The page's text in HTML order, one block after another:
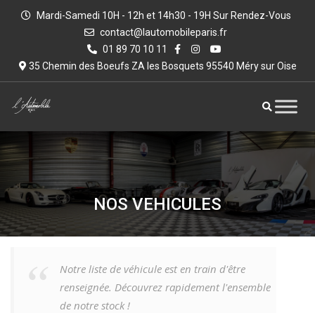
Mardi-Samedi 10H - 12h et 14h30 - 19H Sur Rendez-Vous
contact@lautomobileparis.fr
01 89 70 10 11
35 Chemin des Boeufs ZA les Bosquets 95540 Méry sur Oise
NOS VEHICULES
Notre liste de véhicule est en train d'être
renseignée. Découvrez rapidement l'ensemble
de notre stock !